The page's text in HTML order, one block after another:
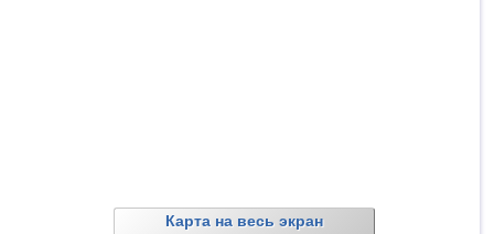
Карта на весь экран